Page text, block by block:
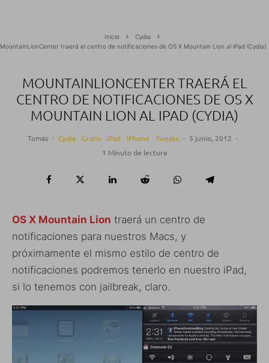
Inicio
Cydia
MountainLionCenter traerá el centro de notificaciones de OS X Mountain Lion al iPad (Cydia)
MOUNTAINLIONCENTER TRAERÁ EL
CENTRO DE NOTIFICACIONES DE OS X
MOUNTAIN LION AL IPAD (CYDIA)
Tomás · Cydia Gratis iPad iPhone Tweaks · 5 junio, 2012 ·
1 Minuto de lectura
OS X Mountain Lion traerá un centro de
notificaciones para nuestros Macs, y
próximamente el mismo estilo de centro de
notificaciones podremos tenerlo en nuestro iPad,
si lo tenemos con jailbreak, claro.